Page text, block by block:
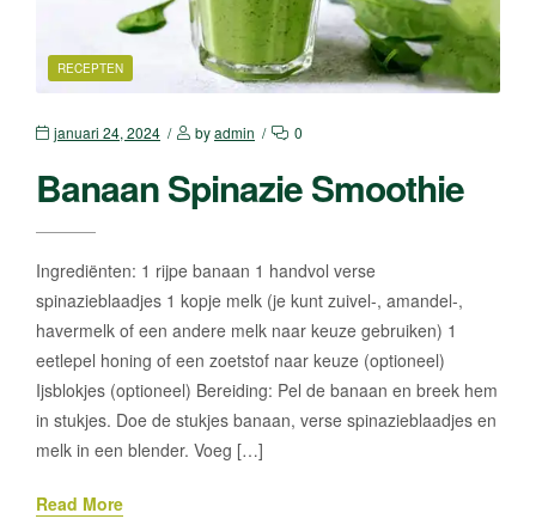
RECEPTEN
januari 24, 2024 byadmin 0
Banaan Spinazie Smoothie
Ingrediënten: 1 rijpe banaan 1 handvol verse
spinazieblaadjes 1 kopje melk (je kunt zuivel-, amandel-,
havermelk of een andere melk naar keuze gebruiken) 1
eetlepel honing of een zoetstof naar keuze (optioneel)
Ijsblokjes (optioneel) Bereiding: Pel de banaan en breek hem
in stukjes. Doe de stukjes banaan, verse spinazieblaadjes en
melk in een blender. Voeg […]
Read More